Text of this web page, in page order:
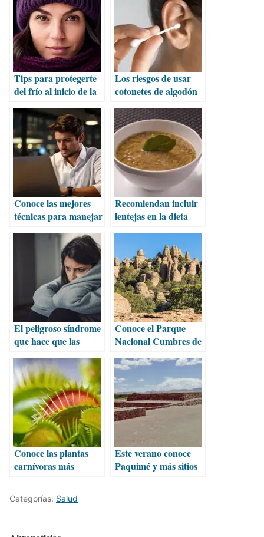
Tips para protegerte
del frío al inicio de la
Los riesgos de usar
cotonetes de algodón
Conoce las mejores
técnicas para manejar
Recomiendan incluir
lentejas en la dieta
nutricionales
El peligroso síndrome
que hace que las
digan que sí
Conoce el Parque
Nacional Cumbres de
Conoce las plantas
carnívoras más
Este verano conoce
Paquimé y más sitios
Categorías: Salud